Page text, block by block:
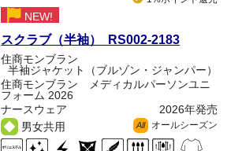
NEW!
スクラブ（半袖） RS002-2183
住商モンブラン
半袖ジャケット（ブルゾン・ジャンパー）
住商モンブラン メディカルパーソンユニ
フォーム 2026
ナースウェア
2026年発売
男女共用
All オールシーズン